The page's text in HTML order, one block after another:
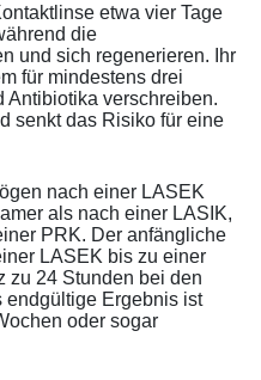
etwa vier Tage
die
und sich regenerieren. Ihr
für mindestens drei
Antibiotika verschreiben.
senkt das Risiko für eine
nach einer LASEK
als nach einer LASIK,
PRK. Der anfängliche
LASEK bis zu einer
zu 24 Stunden bei den
endgültige Ergebnis ist
oder sogar